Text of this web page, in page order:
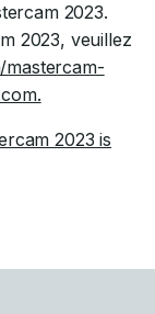
2023.
2023, veuillez
mastercam-
2023 is